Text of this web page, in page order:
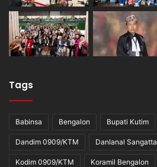
Tags
Babinsa Bengalon Bupati Kutim
Dandim 0909/KTM Danlanal Sangatta
Kodim 0909/KTM Koramil Bengalon